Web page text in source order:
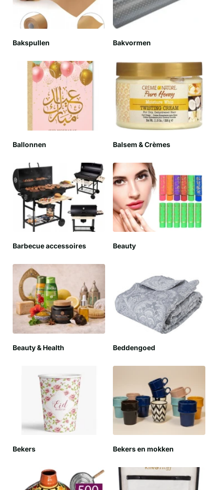
Bakspullen Bakvormen
Ballonnen Balsem & Crèmes
Barbecue accessoires Beauty
Beauty & Health Beddengoed
Bekers Bekers en mokken